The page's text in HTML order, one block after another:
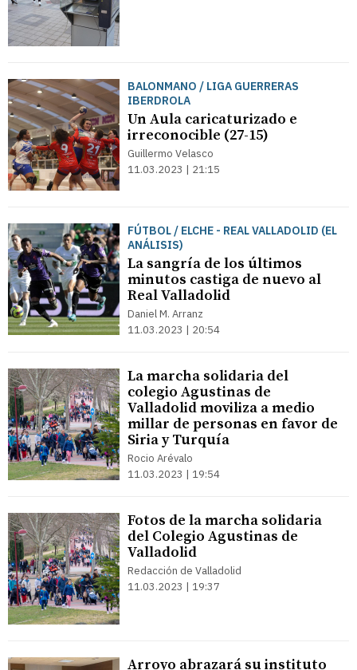
BALONMANO / LIGA GUERRERAS
IBERDROLA
Un Aula caricaturizado e
irreconocible (27-15)
Guillermo Velasco
11.03.2023 | 21:15
FÚTBOL / ELCHE - REAL VALLADOLID (EL
ANÁLISIS)
La sangría de los últimos
minutos castiga de nuevo al
Real Valladolid
Daniel M. Arranz
11.03.2023 | 20:54
La marcha solidaria del
colegio Agustinas de
Valladolid moviliza a medio
millar de personas en favor de
Siria y Turquía
Rocio Arévalo
11.03.2023 | 19:54
Fotos de la marcha solidaria
del Colegio Agustinas de
Valladolid
Redacción de Valladolid
11.03.2023 | 19:37
Arroyo abrazará su instituto